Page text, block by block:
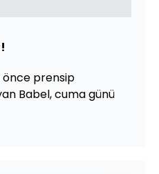
önce prensip
Babel, cuma günü